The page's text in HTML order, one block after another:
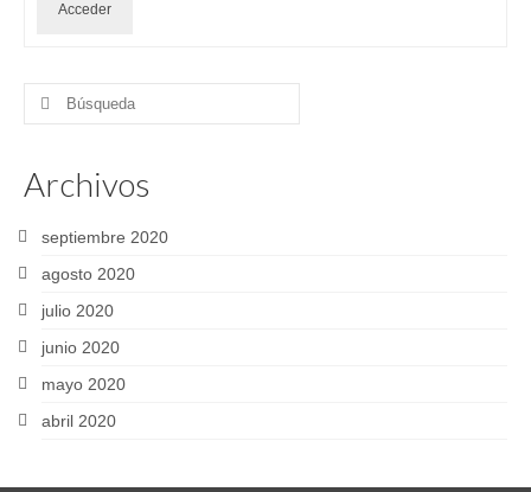
Acceder
Buscar
Archivos
septiembre 2020
agosto 2020
julio 2020
junio 2020
mayo 2020
abril 2020